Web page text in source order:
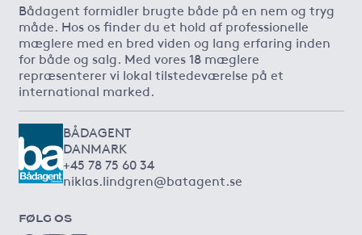
Bådagent formidler brugte både på en nem og tryg
måde. Hos os finder du et hold af professionelle
mæglere med en bred viden og lang erfaring inden
for både og salg. Med vores 18 mæglere
repræsenterer vi lokal tilstedeværelse på et
international marked.
BÅDAGENT
DANMARK
+45 78 75 60 34
niklas.lindgren@batagent.se
FØLG OS